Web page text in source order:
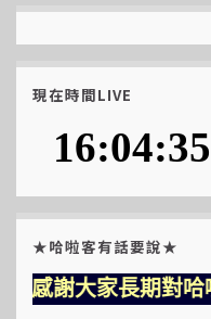
現在時間LIVE
★哈啦客有話要說★
感謝大家長期對哈